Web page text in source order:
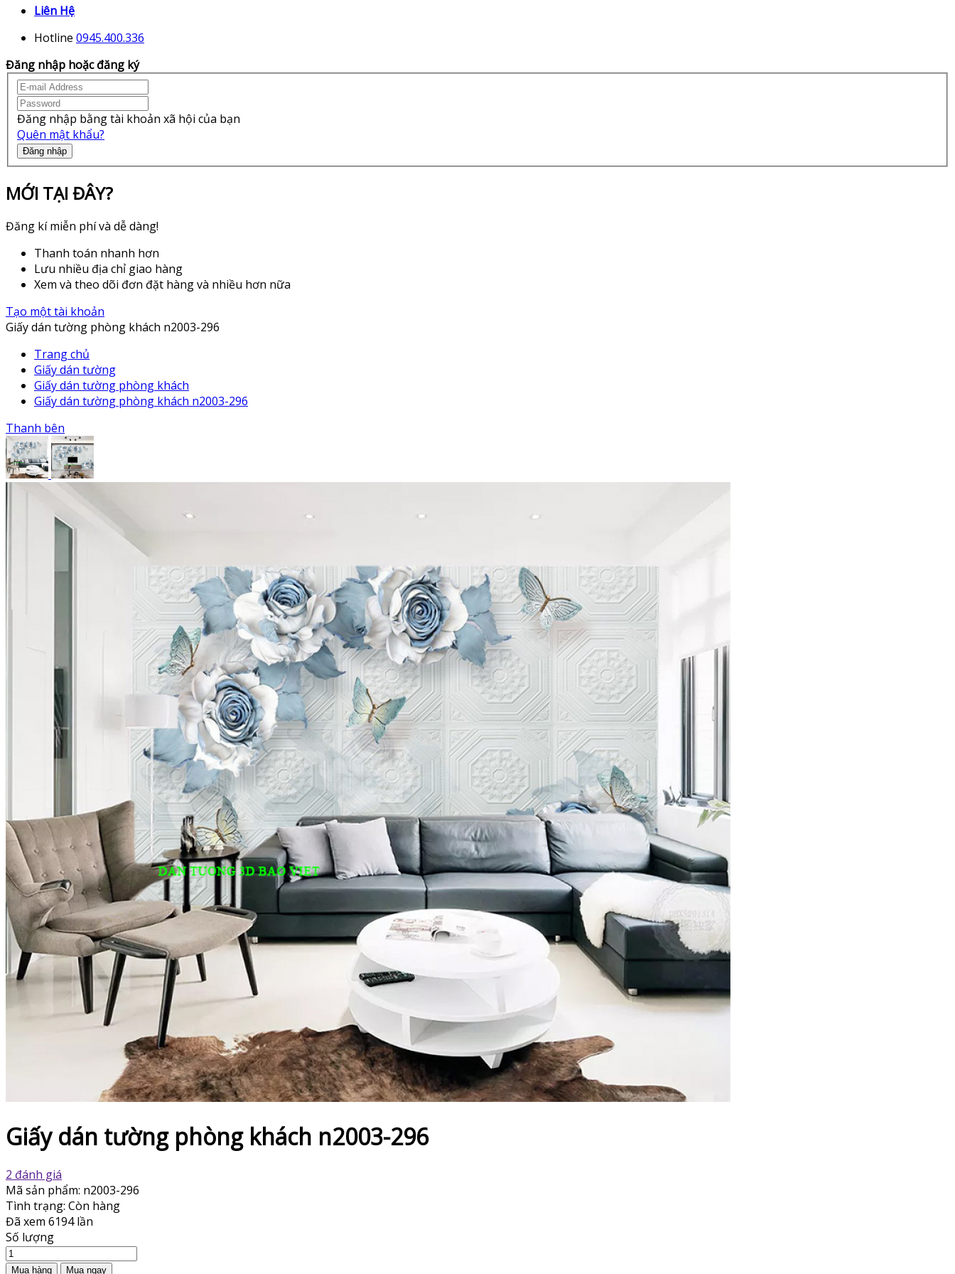
Liên Hệ
Hotline 0945.400.336
Đăng nhập hoặc đăng ký
Đăng nhập bằng tài khoản xã hội của bạn
Quên mật khẩu?
Đăng nhập
MỚI TẠI ĐÂY?
Đăng kí miễn phí và dễ dàng!
Thanh toán nhanh hơn
Lưu nhiều địa chỉ giao hàng
Xem và theo dõi đơn đặt hàng và nhiều hơn nữa
Tạo một tài khoản
Giấy dán tường phòng khách n2003-296
Trang chủ
Giấy dán tường
Giấy dán tường phòng khách
Giấy dán tường phòng khách n2003-296
Thanh bên
Giấy dán tường phòng khách n2003-296
2 đánh giá
Mã sản phẩm: n2003-296
Tình trạng: Còn hàng
Đã xem 6194 lần
Số lượng